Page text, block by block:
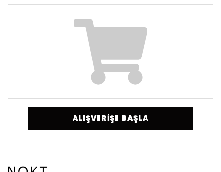
ALIŞVERİŞE BAŞLA